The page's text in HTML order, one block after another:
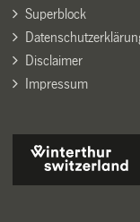
Superblock
Disclaimer
Impressum